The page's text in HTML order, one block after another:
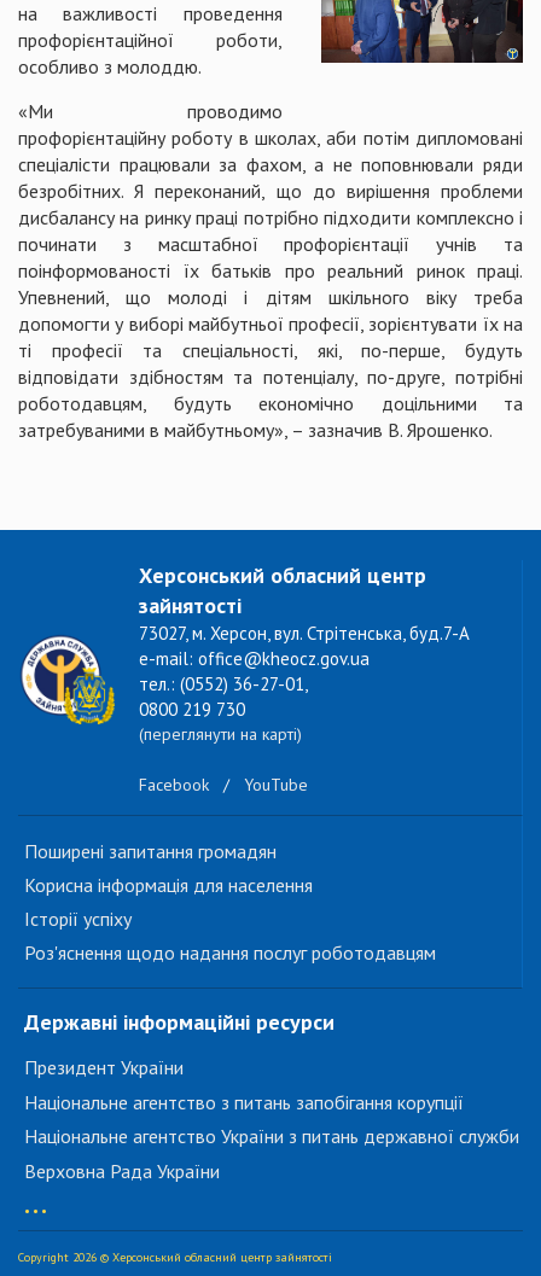
на важливості проведення
профорієнтаційної роботи,
особливо з молоддю.
«Ми проводимо
профорієнтаційну роботу в школах, аби потім дипломовані
спеціалісти працювали за фахом, а не поповнювали ряди
безробітних. Я переконаний, що до вирішення проблеми
дисбалансу на ринку праці потрібно підходити комплексно і
починати з масштабної профорієнтації учнів та
поінформованості їх батьків про реальний ринок праці.
Упевнений, що молоді і дітям шкільного віку треба
допомогти у виборі майбутньої професії, зорієнтувати їх на
ті професії та спеціальності, які, по-перше, будуть
відповідати здібностям та потенціалу, по-друге, потрібні
роботодавцям, будуть економічно доцільними та
затребуваними в майбутньому», – зазначив В. Ярошенко.
Херсонський обласний центр
зайнятості
73027, м. Херсон, вул. Стрітенська, буд.7-А
e-mail: office@kheocz.gov.ua
тел.: (0552) 36-27-01,
0800 219 730
(переглянути на карті)
Facebook / YouTube
Поширені запитання громадян
Корисна інформація для населення
Історії успіху
Роз'яснення щодо надання послуг роботодавцям
Державні інформаційні ресурси
Президент України
Національне агентство з питань запобігання корупції
Національне агентство України з питань державної служби
Верховна Рада України
...
Copyright 2026 © Херсонський обласний центр зайнятості